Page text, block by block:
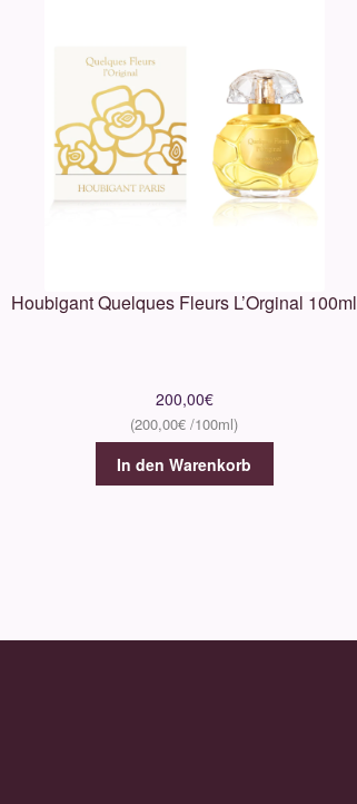
Houbigant Quelques Fleurs L’Orginal 100ml
200,00€
200,00€
In den Warenkorb